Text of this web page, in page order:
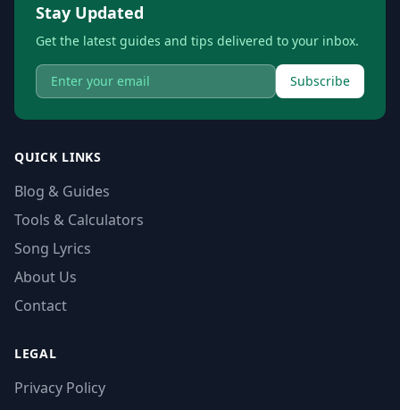
Stay Updated
Get the latest guides and tips delivered to your inbox.
Subscribe
QUICK LINKS
Blog & Guides
Tools & Calculators
Song Lyrics
About Us
Contact
LEGAL
Privacy Policy